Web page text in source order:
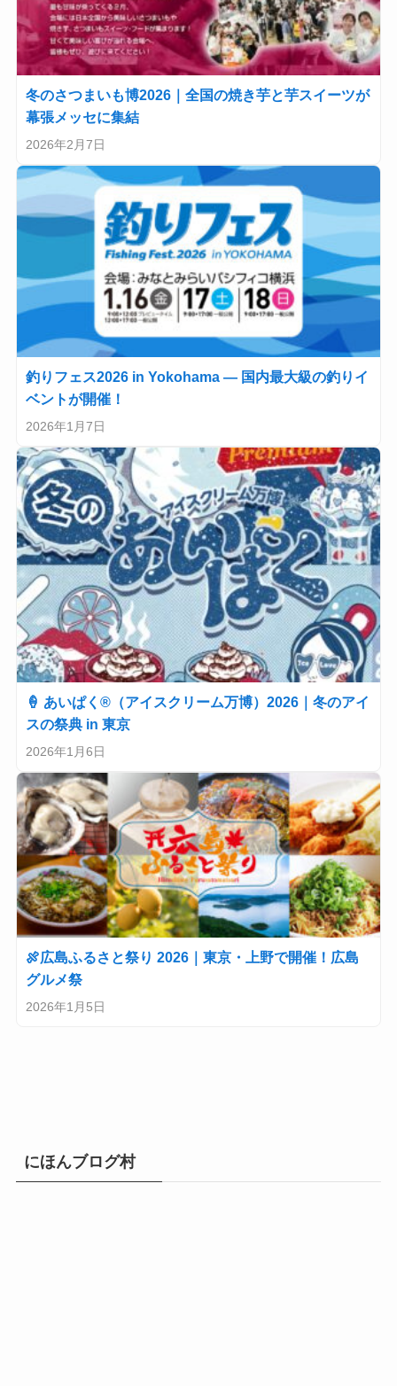
冬のさつまいも博2026｜全国の焼き芋と芋スイーツが
幕張メッセに集結
2026年2月7日
釣りフェス2026 in Yokohama — 国内最大級の釣りイ
ベントが開催！
2026年1月7日
🍦 あいぱく®（アイスクリーム万博）2026｜冬のアイ
スの祭典 in 東京
2026年1月6日
🍖広島ふるさと祭り 2026｜東京・上野で開催！広島
グルメ祭
2026年1月5日
にほんブログ村